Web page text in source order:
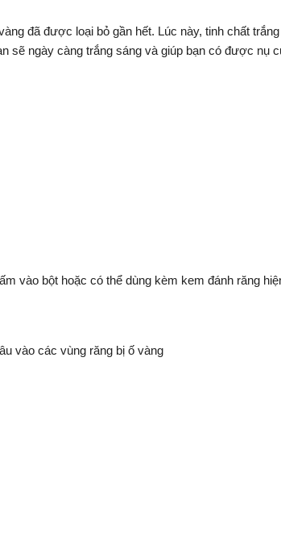
đã được loại bỏ gần hết. Lúc này, tinh chất
sẽ ngày càng trắng sáng và giúp bạn có được nụ
vào bột hoặc có thể dùng kèm kem đánh răng
vào các vùng răng bị ố vàng